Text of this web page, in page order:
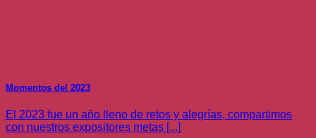
Momentos del 2023
El 2023 fue un año lleno de retos y alegrías, compartimos
con nuestros expositores metas [...]